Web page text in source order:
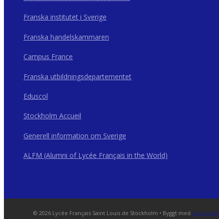
Franska institutet i Sverige
Franska handelskammaren
Campus France
Franska utbildningsdepartementet
Eduscol
Stockholm Accueil
Generell information om Sverige
ALFM (Alumni of Lycée Français in the World)
© 2026 Lycée Français Saint Louis de Stockholm • Byggt med